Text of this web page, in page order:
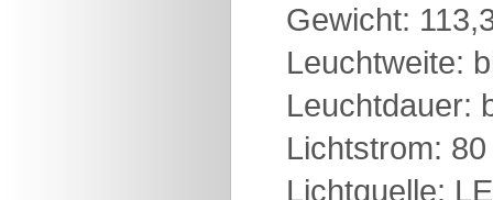
Gewicht:
Leuchtweite:
Leuchtdauer:
Lichtstrom:
Lichtquelle: